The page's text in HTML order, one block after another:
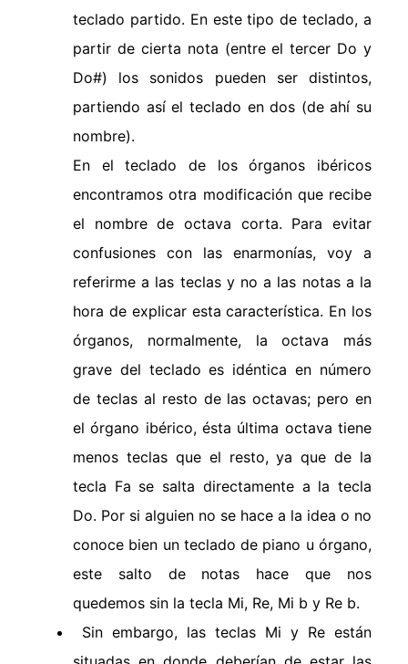
teclado partido. En este tipo de teclado, a
partir de cierta nota (entre el tercer Do y
Do#) los sonidos pueden ser distintos,
partiendo así el teclado en dos (de ahí su
nombre).
En el teclado de los órganos ibéricos
encontramos otra modificación que recibe
el nombre de octava corta. Para evitar
confusiones con las enarmonías, voy a
referirme a las teclas y no a las notas a la
hora de explicar esta característica. En los
órganos, normalmente, la octava más
grave del teclado es idéntica en número
de teclas al resto de las octavas; pero en
el órgano ibérico, ésta última octava tiene
menos teclas que el resto, ya que de la
tecla Fa se salta directamente a la tecla
Do. Por si alguien no se hace a la idea o no
conoce bien un teclado de piano u órgano,
este salto de notas hace que nos
quedemos sin la tecla Mi, Re, Mi b y Re b.
Sin embargo, las teclas Mi y Re están